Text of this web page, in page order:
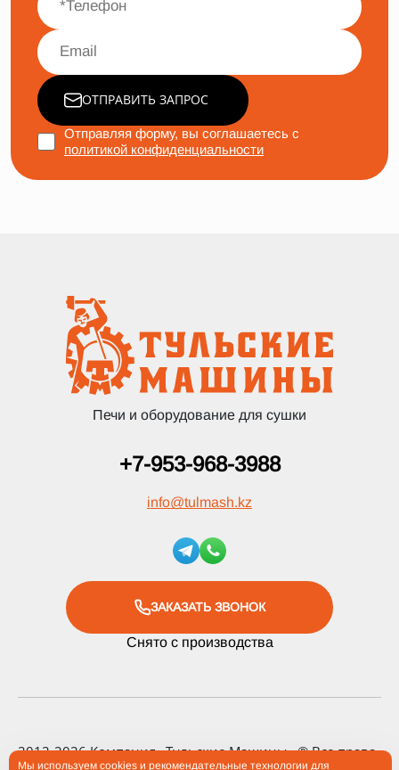
ОТПРАВИТЬ ЗАПРОС
Отправляя форму, вы соглашаетесь с
политикой конфиденциальности
Печи и оборудование для сушки
+7-953-968-3988
info@tulmash.kz
ЗАКАЗАТЬ ЗВОНОК
Снято с производства
2012-2026 Компания «Тульские Машины» ® Все права
Мы используем cookies и рекомендательные технологии для